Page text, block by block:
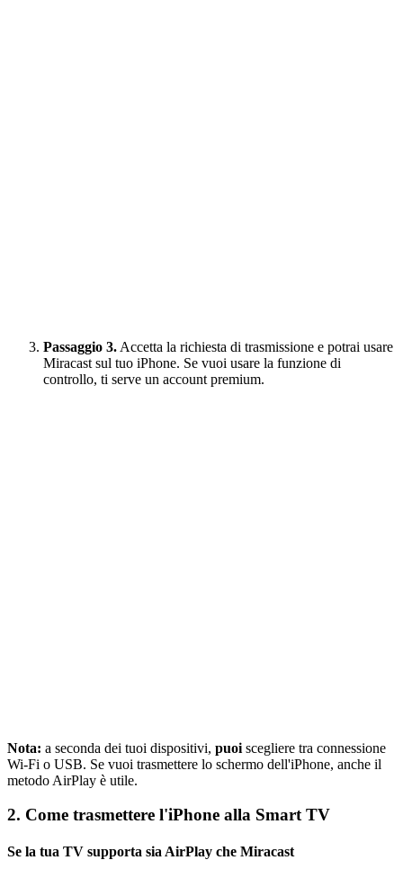
Passaggio 3. Accetta la richiesta di trasmissione e potrai usare
Miracast sul tuo iPhone. Se vuoi usare la funzione di
controllo, ti serve un account premium.
Nota: a seconda dei tuoi dispositivi, puoi scegliere tra connessione
Wi-Fi o USB. Se vuoi trasmettere lo schermo dell'iPhone, anche il
metodo AirPlay è utile.
2. Come trasmettere l'iPhone alla Smart TV
Se la tua TV supporta sia AirPlay che Miracast